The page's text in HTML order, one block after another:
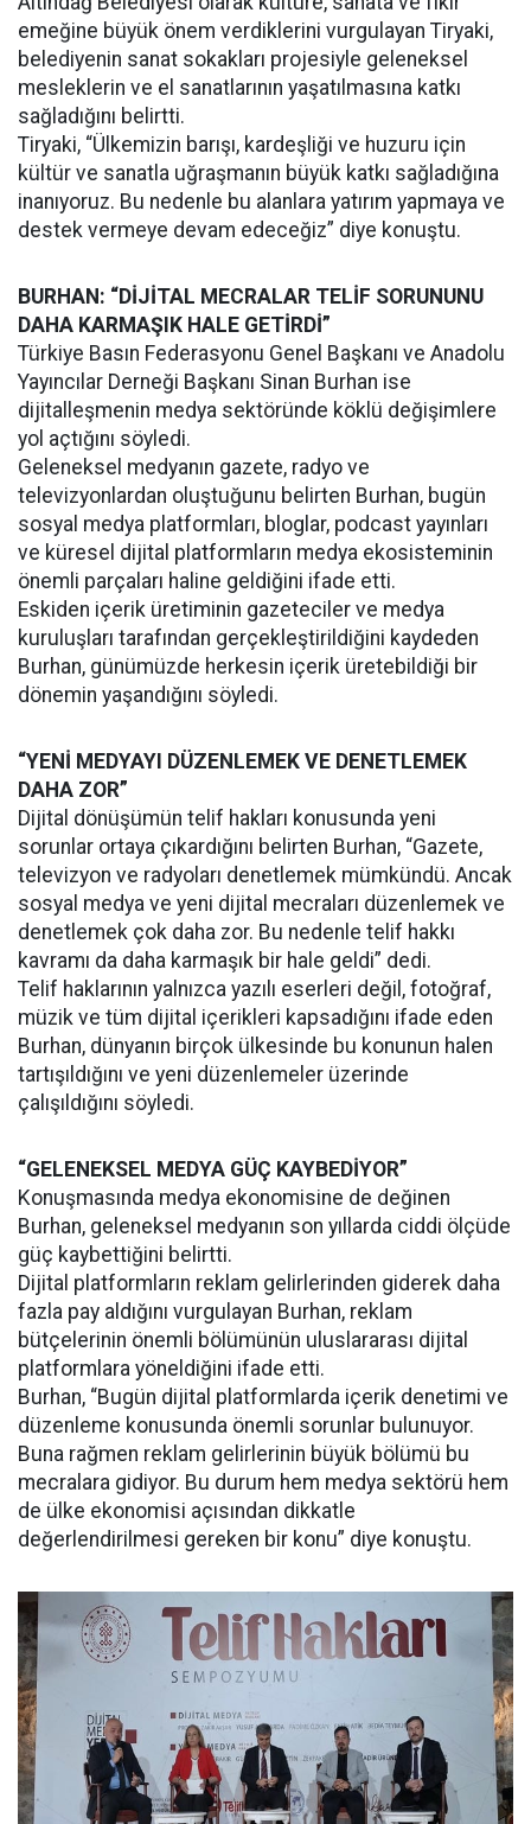
emeğine büyük önem verdiklerini vurgulayan Tiryaki,
belediyenin sanat sokakları projesiyle geleneksel
mesleklerin ve el sanatlarının yaşatılmasına katkı
sağladığını belirtti.
Tiryaki, “Ülkemizin barışı, kardeşliği ve huzuru için
kültür ve sanatla uğraşmanın büyük katkı sağladığına
inanıyoruz. Bu nedenle bu alanlara yatırım yapmaya ve
destek vermeye devam edeceğiz” diye konuştu.
BURHAN: “DİJİTAL MECRALAR TELİF SORUNUNU
DAHA KARMAŞIK HALE GETİRDİ”
Türkiye Basın Federasyonu Genel Başkanı ve Anadolu
Yayıncılar Derneği Başkanı Sinan Burhan ise
dijitalleşmenin medya sektöründe köklü değişimlere
yol açtığını söyledi.
Geleneksel medyanın gazete, radyo ve
televizyonlardan oluştuğunu belirten Burhan, bugün
sosyal medya platformları, bloglar, podcast yayınları
ve küresel dijital platformların medya ekosisteminin
önemli parçaları haline geldiğini ifade etti.
Eskiden içerik üretiminin gazeteciler ve medya
kuruluşları tarafından gerçekleştirildiğini kaydeden
Burhan, günümüzde herkesin içerik üretebildiği bir
dönemin yaşandığını söyledi.
“YENİ MEDYAYI DÜZENLEMEK VE DENETLEMEK
DAHA ZOR”
Dijital dönüşümün telif hakları konusunda yeni
sorunlar ortaya çıkardığını belirten Burhan, “Gazete,
televizyon ve radyoları denetlemek mümkündü. Ancak
sosyal medya ve yeni dijital mecraları düzenlemek ve
denetlemek çok daha zor. Bu nedenle telif hakkı
kavramı da daha karmaşık bir hale geldi” dedi.
Telif haklarının yalnızca yazılı eserleri değil, fotoğraf,
müzik ve tüm dijital içerikleri kapsadığını ifade eden
Burhan, dünyanın birçok ülkesinde bu konunun halen
tartışıldığını ve yeni düzenlemeler üzerinde
çalışıldığını söyledi.
“GELENEKSEL MEDYA GÜÇ KAYBEDİYOR”
Konuşmasında medya ekonomisine de değinen
Burhan, geleneksel medyanın son yıllarda ciddi ölçüde
güç kaybettiğini belirtti.
Dijital platformların reklam gelirlerinden giderek daha
fazla pay aldığını vurgulayan Burhan, reklam
bütçelerinin önemli bölümünün uluslararası dijital
platformlara yöneldiğini ifade etti.
Burhan, “Bugün dijital platformlarda içerik denetimi ve
düzenleme konusunda önemli sorunlar bulunuyor.
Buna rağmen reklam gelirlerinin büyük bölümü bu
mecralara gidiyor. Bu durum hem medya sektörü hem
de ülke ekonomisi açısından dikkatle
değerlendirilmesi gereken bir konu” diye konuştu.